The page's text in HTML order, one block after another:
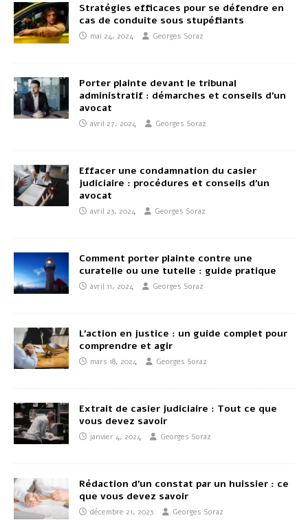
Stratégies efficaces pour se défendre en
cas de conduite sous stupéfiants
mai 24, 2024 Georges Soraz
Porter plainte devant le tribunal
administratif : démarches et conseils d’un
avocat
avril 27, 2024 Georges Soraz
Effacer une condamnation du casier
judiciaire : procédures et conseils d’un
avocat
avril 23, 2024 Georges Soraz
Comment porter plainte contre une
curatelle ou une tutelle : guide pratique
avril 11, 2024 Georges Soraz
L’action en justice : un guide complet pour
comprendre et agir
mars 18, 2024 Georges Soraz
Extrait de casier judiciaire : Tout ce que
vous devez savoir
janvier 4, 2024 Georges Soraz
Rédaction d’un constat par un huissier : ce
que vous devez savoir
décembre 21, 2023 Georges Soraz